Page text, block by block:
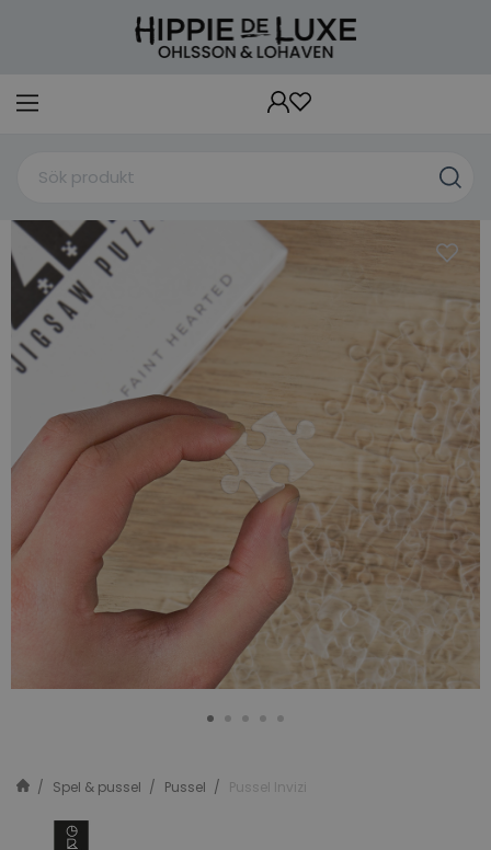
Spel & pussel Pussel Pussel Invizi